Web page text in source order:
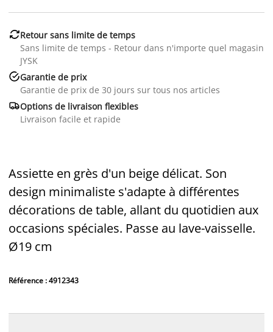
Retour sans limite de temps
Sans limite de temps - Retour dans n'importe quel magasin
JYSK
Garantie de prix
Garantie de prix de 30 jours sur tous nos articles
Options de livraison flexibles
Livraison facile et rapide
Assiette en grès d'un beige délicat. Son
design minimaliste s'adapte à différentes
décorations de table, allant du quotidien aux
occasions spéciales. Passe au lave-vaisselle.
Ø19 cm
Référence : 4912343